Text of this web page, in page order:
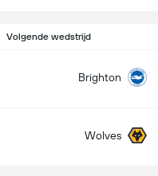
Volgende wedstrijd
Brighton
Wolves